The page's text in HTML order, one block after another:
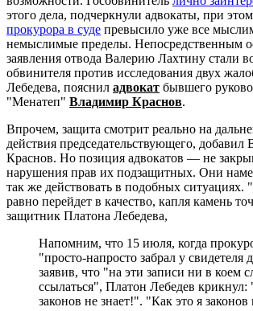
этого дела, подчеркнули адвокаты, при этом
прокурора в суде превысило уже все
немыслимые пределы. Непосредственным
заявления отвода Валерию Лахтину стали
обвинителя против исследования двух
Лебедева, пояснил адвокат бывшего
"Менатеп" Владимир Краснов.
Впрочем, защита смотрит реально на
действия председательствующего, добавил
Краснов. Но позиция адвокатов — не
нарушения прав их подзащитных. Они
так же действовать в подобных ситуациях.
равно перейдет в качество, капля камень
защитник Платона Лебедева,
Напомним, что 15 июля, когда
"просто-напросто забрал у свидетеля
заявив, что "на эти записи ни в коем
ссылаться", Платон Лебедев
законов не знает!". "Как это я